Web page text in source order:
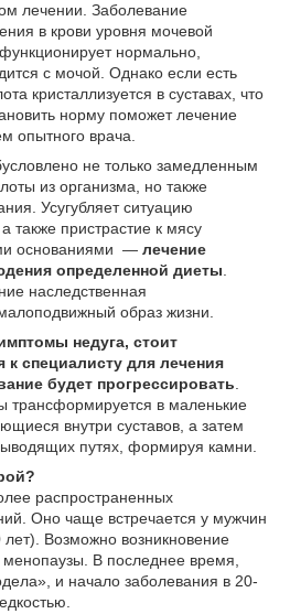
лечении. Заболевание
в крови уровня мочевой
нормально,
с мочой. Однако если есть
кристаллизуется в суставах, что
норму поможет лечение
опытного врача.
не только замедленным
из организма, но также
Усугубляет ситуацию
также пристрастие к мясу
основаниями — лечение
определенной диеты.
наследственная
образ жизни.
недуга, стоит
к специалисту для лечения
будет прогрессировать.
трансформируется в маленькие
внутри суставов, а затем
путях, формируя камни.
распространенных
Оно чаще встречается у мужчин
лет). Возможно возникновение
В последнее время,
и начало заболевания в 20-